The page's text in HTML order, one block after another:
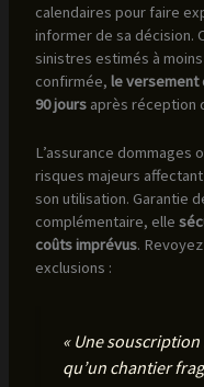
calendaires pour faire
informer de sa décision.
sinistres estimés à
confirmée, le versement
90 joursaprès réception
L’assurance
risques majeurs
son utilisation. Garantie
complémentaire, elle
coûts imprévus.
exclusions :
« Une
qu’un chantier